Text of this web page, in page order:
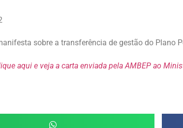
sobre a transferência de gestão do
aqui e veja a carta enviada pela AMBEP ao